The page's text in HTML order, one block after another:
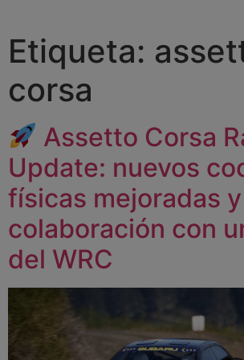
Etiqueta:
corsa
Assetto Corsa
Update: nuevos
físicas mejoradas y
colaboración con
del WRC